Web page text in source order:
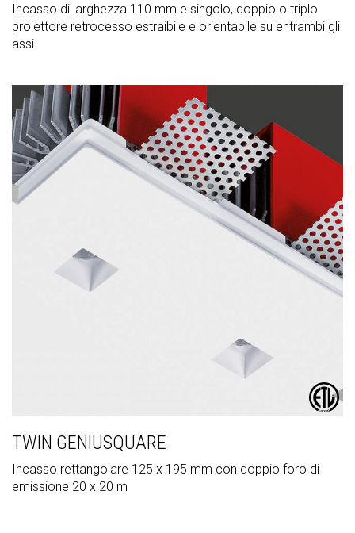
Incasso di larghezza 110 mm e singolo, doppio o triplo
proiettore retrocesso estraibile e orientabile su entrambi gli
assi
TWIN GENIUSQUARE
Incasso rettangolare 125 x 195 mm con doppio foro di
emissione 20 x 20 m